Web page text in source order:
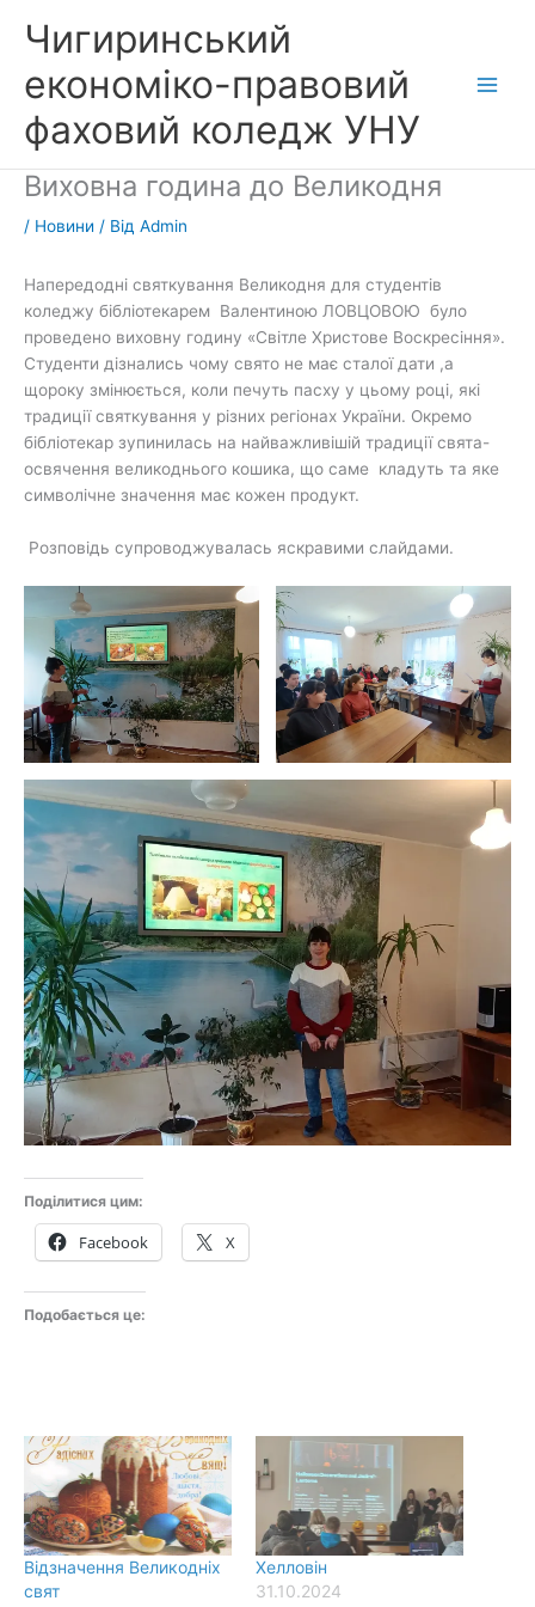
Чигиринський
економіко-правовий
фаховий коледж УНУ
Виховна година до Великодня
/ Новини / Від Admin
Напередодні святкування Великодня для студентів
коледжу бібліотекарем Валентиною ЛОВЦОВОЮ було
проведено виховну годину «Світле Христове Воскресіння».
Студенти дізнались чому свято не має сталої дати ,а
щороку змінюється, коли печуть пасху у цьому році, які
традиції святкування у різних регіонах України. Окремо
бібліотекар зупинилась на найважливішій традиції свята-
освячення великоднього кошика, що саме кладуть та яке
символічне значення має кожен продукт.
Розповідь супроводжувалась яскравими слайдами.
Поділитися цим:
Facebook X
Подобається це:
Відзначення Великодніх
свят
Хелловін
31.10.2024